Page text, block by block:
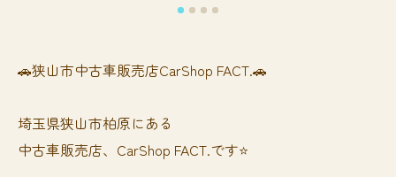
🚗狭山市中古車販売店CarShop FACT.🚗
埼玉県狭山市柏原にある
中古車販売店、CarShop FACT.です⭐️